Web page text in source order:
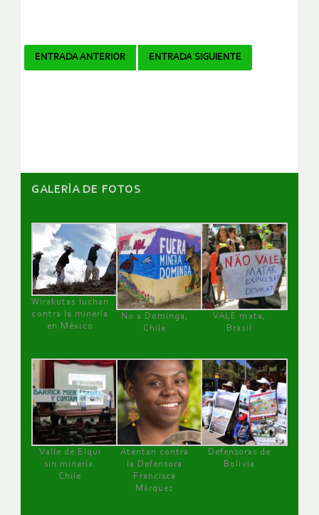
Navegador
ENTRADA ANTERIOR ENTRADA SIGUIENTE
GALERÌA DE FOTOS
Wirakutas luchan
contra la minería
en México
No a Dominga,
Chile
VALE mata,
Brasil
Valle de Elqui
sin minería.
Chile
Atentan contra
la Defensora
Francisca
Márquez
Defensoras de
Bolivia